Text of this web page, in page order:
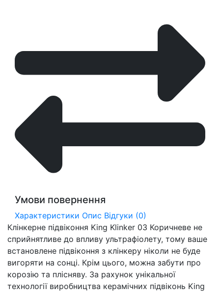
Умови повернення
Характеристики Опис Відгуки (0)
Клінкерне підвіконня King Klinker 03 Коричневе не
сприйнятливе до впливу ультрафіолету, тому ваше
встановлене підвіконня з клінкеру ніколи не буде
вигоряти на сонці. Крім цього, можна забути про
корозію та плісняву. За рахунок унікальної
технології виробництва керамічних підвіконь King